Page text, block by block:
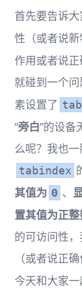
首先要告诉
性（或者说
作用或者说
就碰到一个
素设置了
“旁白”的设备
么呢？我也一
tabindex
其值为 0 、
置其值为正
的可访问性
（或者说正
今天和大家